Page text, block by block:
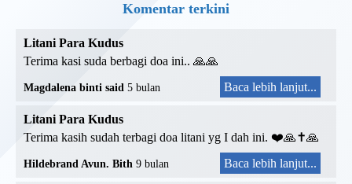
Komentar terkini
Litani Para Kudus
Terima kasi suda berbagi doa ini.. 🙏🙏
Magdalena binti said 5 bulan Baca lebih lanjut...
Litani Para Kudus
Terima kasih sudah terbagi doa litani yg I dah ini. ❤️🙏✝️🙏
Hildebrand Avun. Bith 9 bulan Baca lebih lanjut...